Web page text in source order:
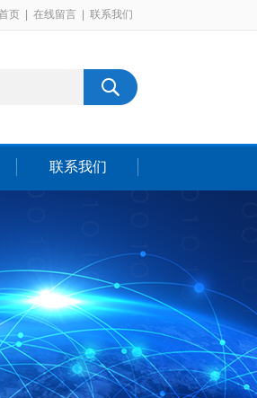
页 在线留言 联系我们
联系我们